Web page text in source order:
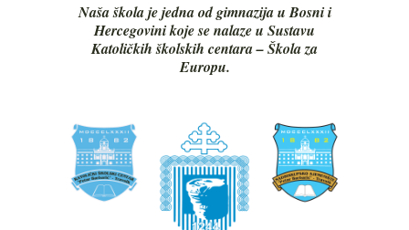
Naša škola je jedna od gimnazija u Bosni i
Hercegovini koje se nalaze u Sustavu
Katoličkih školskih centara – Škola za
Europu.